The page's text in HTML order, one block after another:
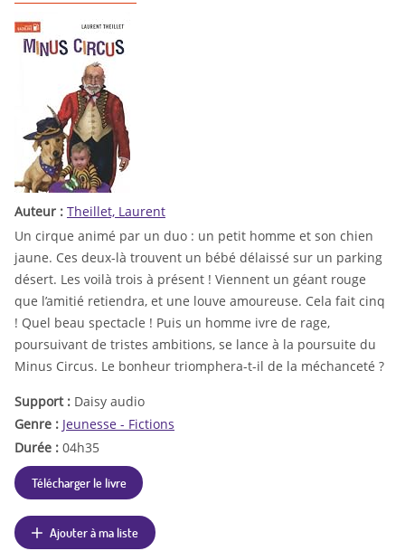
Auteur : Theillet, Laurent
Un cirque animé par un duo : un petit homme et son chien
jaune. Ces deux-là trouvent un bébé délaissé sur un parking
désert. Les voilà trois à présent ! Viennent un géant rouge
que l’amitié retiendra, et une louve amoureuse. Cela fait cinq
! Quel beau spectacle ! Puis un homme ivre de rage,
poursuivant de tristes ambitions, se lance à la poursuite du
Minus Circus. Le bonheur triomphera-t-il de la méchanceté ?
Support : Daisy audio
Genre : Jeunesse - Fictions
Durée : 04h35
Télécharger le livre
Ajouter à ma liste